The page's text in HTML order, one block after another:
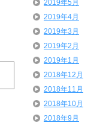
2019年5月
2019年4月
2019年3月
2019年2月
2019年1月
2018年12月
2018年11月
2018年10月
2018年9月